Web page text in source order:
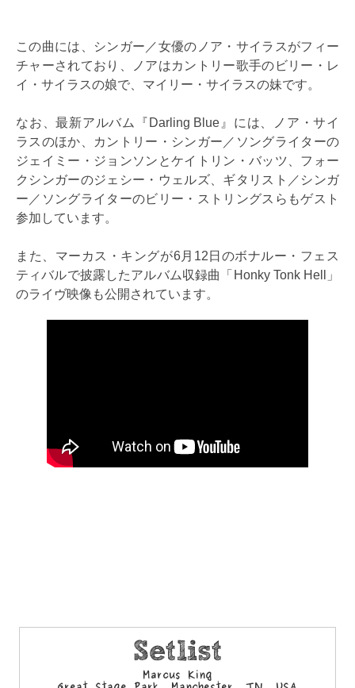
この曲には、シンガー／女優のノア・サイラスがフィー
チャーされており、ノアはカントリー歌手のビリー・レ
イ・サイラスの娘で、マイリー・サイラスの妹です。
なお、最新アルバム『Darling Blue』には、ノア・サイ
ラスのほか、カントリー・シンガー／ソングライターの
ジェイミー・ジョンソンとケイトリン・バッツ、フォー
クシンガーのジェシー・ウェルズ、ギタリスト／シンガ
ー／ソングライターのビリー・ストリングスらもゲスト
参加しています。
また、マーカス・キングが6月12日のボナルー・フェス
ティバルで披露したアルバム収録曲「Honky Tonk Hell」
のライヴ映像も公開されています。